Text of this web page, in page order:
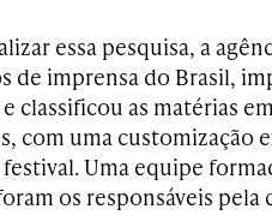
essa pesquisa, a
de imprensa do Brasil,
classificou as matérias
com uma customização
Uma equipe
os responsáveis pela